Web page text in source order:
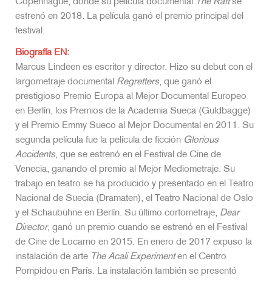
Copenhague, donde su película documental The Raftse
estrenó en 2018. La película ganó el premio principal del
festival.
Biografía EN:
Marcus Lindeen es escritor y director. Hizo su debut con el
largometraje documental Regretters, que ganó el
prestigioso Premio Europa al Mejor Documental Europeo
en Berlín, los Premios de la Academia Sueca (Guldbagge)
y el Premio Emmy Sueco al Mejor Documental en 2011. Su
segunda película fue la película de ficción Glorious
Accidents, que se estrenó en el Festival de Cine de
Venecia, ganando el premio al Mejor Mediometraje. Su
trabajo en teatro se ha producido y presentado en el Teatro
Nacional de Suecia (Dramaten), el Teatro Nacional de Oslo
y el Schaubühne en Berlín. Su último cortometraje, Dear
Director, ganó un premio cuando se estrenó en el Festival
de Cine de Locarno en 2015. En enero de 2017 expuso la
instalación de arte The Acali Experimenten el Centro
Pompidou en París. La instalación también se presentó